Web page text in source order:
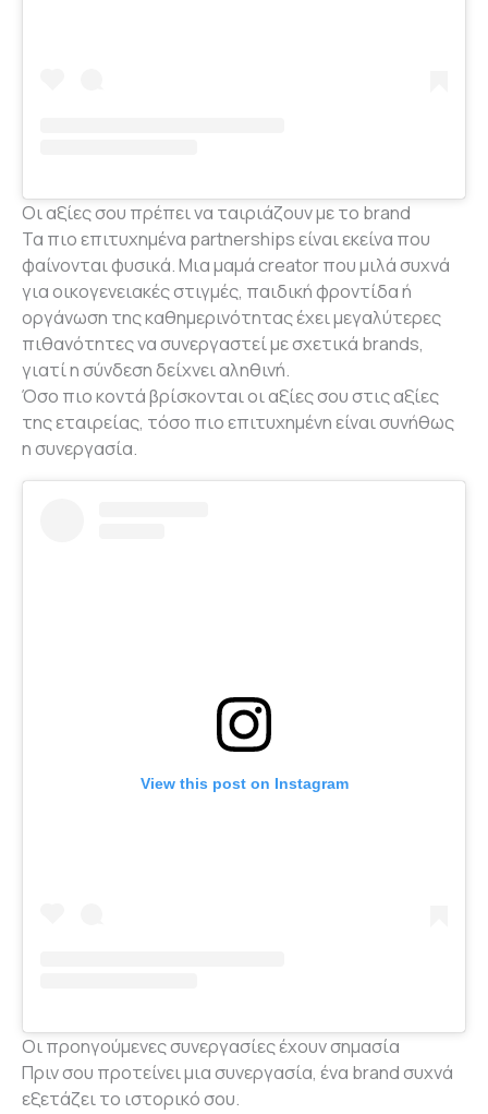
Οι αξίες σου πρέπει να ταιριάζουν με το brand
Τα πιο επιτυχημένα partnerships είναι εκείνα που
φαίνονται φυσικά. Μια μαμά creator που μιλά συχνά
για οικογενειακές στιγμές, παιδική φροντίδα ή
οργάνωση της καθημερινότητας έχει μεγαλύτερες
πιθανότητες να συνεργαστεί με σχετικά brands,
γιατί η σύνδεση δείχνει αληθινή.
Όσο πιο κοντά βρίσκονται οι αξίες σου στις αξίες
της εταιρείας, τόσο πιο επιτυχημένη είναι συνήθως
η συνεργασία.
View this post on Instagram
Οι προηγούμενες συνεργασίες έχουν σημασία
Πριν σου προτείνει μια συνεργασία, ένα brand συχνά
εξετάζει το ιστορικό σου.